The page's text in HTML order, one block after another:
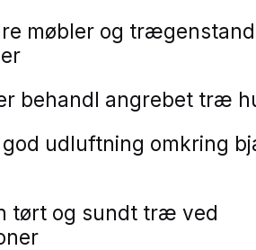
møbler og
behandl angrebet træ
udluftning omkring
tørt og sundt træ ved